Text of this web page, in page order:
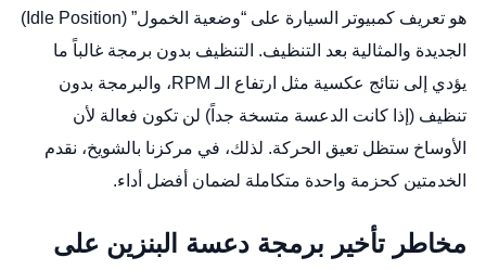
هو تعريف كمبيوتر السيارة على “وضعية الخمول” (Idle Position)
الجديدة والمثالية بعد التنظيف. التنظيف بدون برمجة غالباً ما
يؤدي إلى نتائج عكسية مثل ارتفاع الـ RPM، والبرمجة بدون
تنظيف (إذا كانت الدعسة متسخة جداً) لن تكون فعالة لأن
الأوساخ ستظل تعيق الحركة. لذلك، في مركزنا بالشويخ، نقدم
الخدمتين كحزمة واحدة متكاملة لضمان أفضل أداء.
مخاطر تأخير برمجة دعسة البنزين على